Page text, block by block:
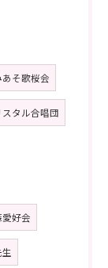
あそ歌桜会
スタル合唱団
好会